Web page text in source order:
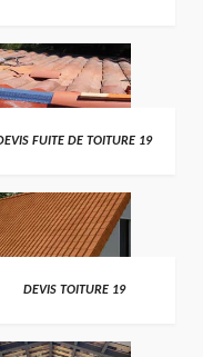
FUITE DE TOITURE 19
DEVIS TOITURE 19